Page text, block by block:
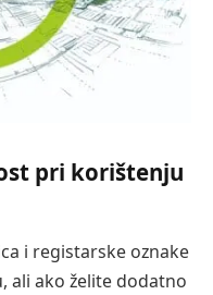
pri korištenju
i registarske oznake
ali ako želite dodatno